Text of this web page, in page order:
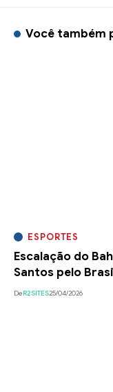
Você também
ESPORTES
Escalação do
Santos pelo
DeR2SITES25/04/2026